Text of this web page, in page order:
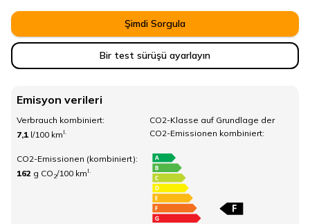
Şimdi Sorgula
Bir test sürüşü ayarlayın
Emisyon verileri
Verbrauch kombiniert:
7,1 l/100 km I.
CO2-Emissionen (kombiniert):
162 g CO 2/100 km I.
CO2-Klasse auf Grundlage der
CO2-Emissionen kombiniert: